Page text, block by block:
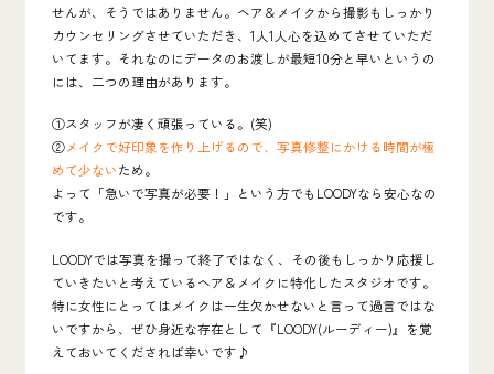
せんが、そうではありません。ヘア＆メイクから撮影もしっかり
カウンセリングさせていただき、1人1人心を込めてさせていただ
いてます。それなのにデータのお渡しが最短10分と早いというの
には、二つの理由があります。
①スタッフが凄く頑張っている。(笑)
②メイクで好印象を作り上げるので、写真修整にかける時間が極
めて少ないため。
よって「急いで写真が必要！」という方でもLOODYなら安心なの
です。
LOODYでは写真を撮って終了ではなく、その後もしっかり応援し
ていきたいと考えているヘア＆メイクに特化したスタジオです。
特に女性にとってはメイクは一生欠かせないと言って過言ではな
いですから、ぜひ身近な存在として『LOODY(ルーディー)』を覚
えておいてくだされば幸いです♪